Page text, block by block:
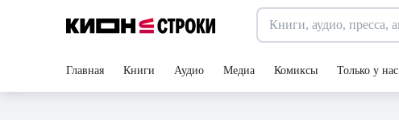
Главная Книги Аудио Медиа Комиксы Только у нас